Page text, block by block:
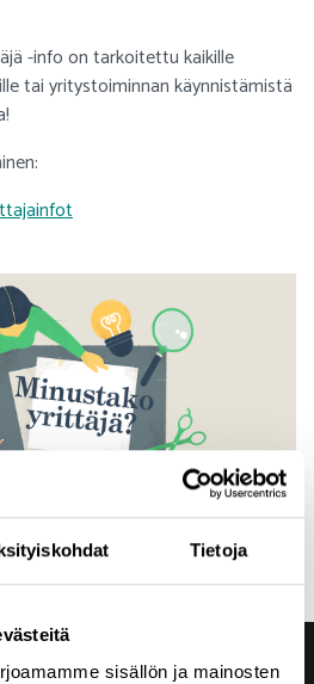
Tietoja
sisällön ja mainosten
-info on tarkoitettu kaikille
tai yritystoiminnan käynnistämistä